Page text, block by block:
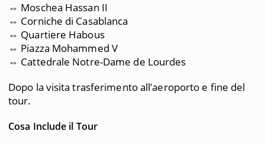
⇔ Moschea Hassan II
⇔ Corniche di Casablanca
⇔ Quartiere Habous
⇔ Piazza Mohammed V
⇔ Cattedrale Notre-Dame de Lourdes
Dopo la visita trasferimento all’aeroporto e fine del
tour.
Cosa Include il Tour